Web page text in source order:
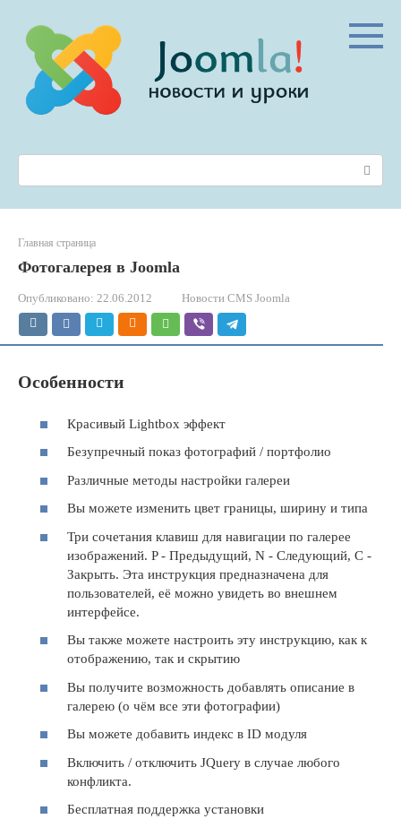
контенту
Главная страница
Фотогалерея в Joomla
Опубликовано: 22.06.2012 Новости CMS Joomla
Особенности
Красивый Lightbox эффект
Безупречный показ фотографий / портфолио
Различные методы настройки галереи
Вы можете изменить цвет границы, ширину и типа
Три сочетания клавиш для навигации по галерее
изображений. P - Предыдущий, N - Следующий, C -
Закрыть. Эта инструкция предназначена для
пользователей, её можно увидеть во внешнем
интерфейсе.
Вы также можете настроить эту инструкцию, как к
отображению, так и скрытию
Вы получите возможность добавлять описание в
галерею (о чём все эти фотографии)
Вы можете добавить индекс в ID модуля
Включить / отключить JQuery в случае любого
конфликта.
Бесплатная поддержка установки